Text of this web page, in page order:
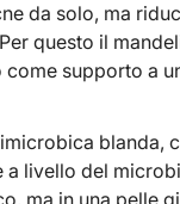
da solo, ma
questo il
supporto a
blanda,
livello del
ma in una pelle